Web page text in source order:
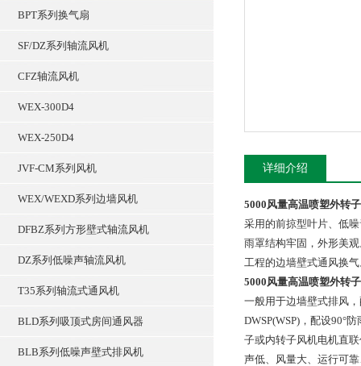
BPT系列换气扇
SF/DZ系列轴流风机
CFZ轴流风机
WEX-300D4
WEX-250D4
JVF-CM系列风机
WEX/WEXD系列边墙风机
DFBZ系列方形壁式轴流风机
DZ系列低噪声轴流风机
T35系列轴流式通风机
BLD系列吸顶式房间通风器
BLB系列低噪声壁式排风机
详细介绍
5000风量高温喷塑外转
采用的前掠型叶片、低
雨罩结构牢固，外形美
工程的边墙壁式通风换
5000风量高温喷塑外转
一般用于边墙壁式排风
DWSP(WSP)，配设90°
子或内转子风机电机直
声低、风量大、运行可